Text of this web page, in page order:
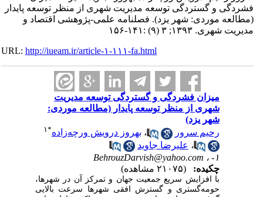
فشردگی و گستردگی توسعه مدیریت شهری از منظر توسعه پایدار
(مطالعه موردی: شهر یزد). فصلنامه علمی-پژوهشی اقتصاد و
مدیریت شهری. ۱۳۹۳; ۳ (۹) :۱۴۱-۱۵۶
URL:http://iueam.ir/article-۱-۱۱۱-fa.html
میزان فشردگی و گستردگی توسعه مدیریت
شهری از منظر توسعه پایدار (مطالعه موردی:
شهر یزد)
رحیم سرور
،بهروز درویش ورچه‌زاده* ۱
،علیرضا جاوید
BehrouzDarvish@yahoo.com
چکیده:
با افزایش سریع جمعیت جهان و تمرکز آن در شهرها،
حومه‌گستری و گسترش افقی شهرها سرعت بالایی